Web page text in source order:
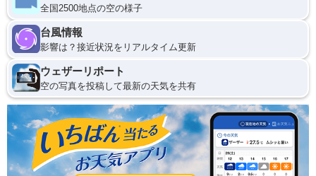
全国2500地点の空の様子
台風情報
影響は？接近状況をリアルタイム更新
ウェザーリポート
空の写真を投稿して最新の天気を共有